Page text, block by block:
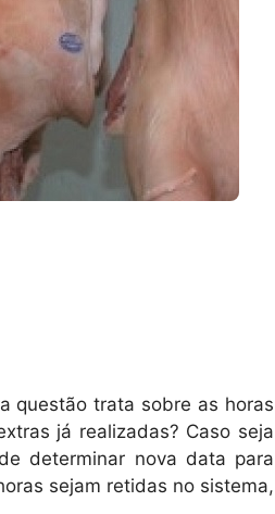
questão trata sobre as horas
já realizadas? Caso seja
determinar nova data para
sejam retidas no sistema,